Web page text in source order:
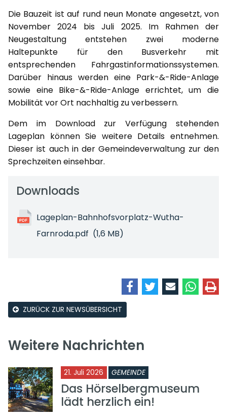
Die Bauzeit ist auf rund neun Monate angesetzt, von
November 2024 bis Juli 2025. Im Rahmen der
Neugestaltung entstehen zwei moderne
Haltepunkte für den Busverkehr mit
entsprechenden Fahrgastinformationssystemen.
Darüber hinaus werden eine Park-&-Ride-Anlage
sowie eine Bike-&-Ride-Anlage errichtet, um die
Mobilität vor Ort nachhaltig zu verbessern.
Dem im Download zur Verfügung stehenden
Lageplan können Sie weitere Details entnehmen.
Dieser ist auch in der Gemeindeverwaltung zur den
Sprechzeiten einsehbar.
Downloads
Lageplan-Bahnhofsvorplatz-Wutha-
Farnroda.pdf (1,6 MB)
ZURÜCK ZUR NEWSÜBERSICHT
Weitere Nachrichten
21. Juli 2026 GEMEINDE
Das Hörselbergmuseum
lädt herzlich ein!